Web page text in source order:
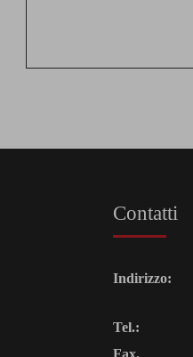
Contatti
Indirizzo:
Tel.:
Fax.